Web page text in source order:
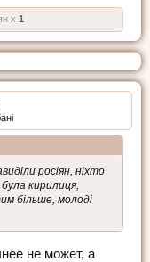
x 1
росіян, ніхто
кирилиця,
більше, молоді
не может, а